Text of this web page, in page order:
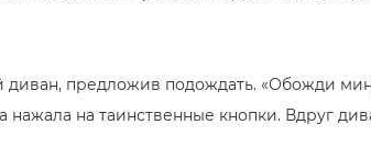
предложив подождать. «Обожди
на таинственные кнопки. Вдруг